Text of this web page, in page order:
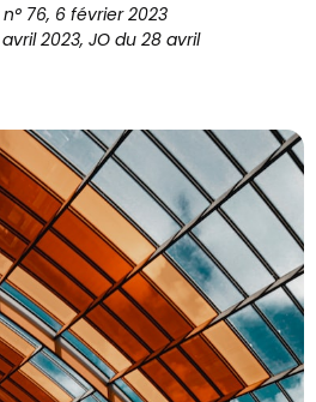
76, 6 février 2023
2023, JO du 28 avril